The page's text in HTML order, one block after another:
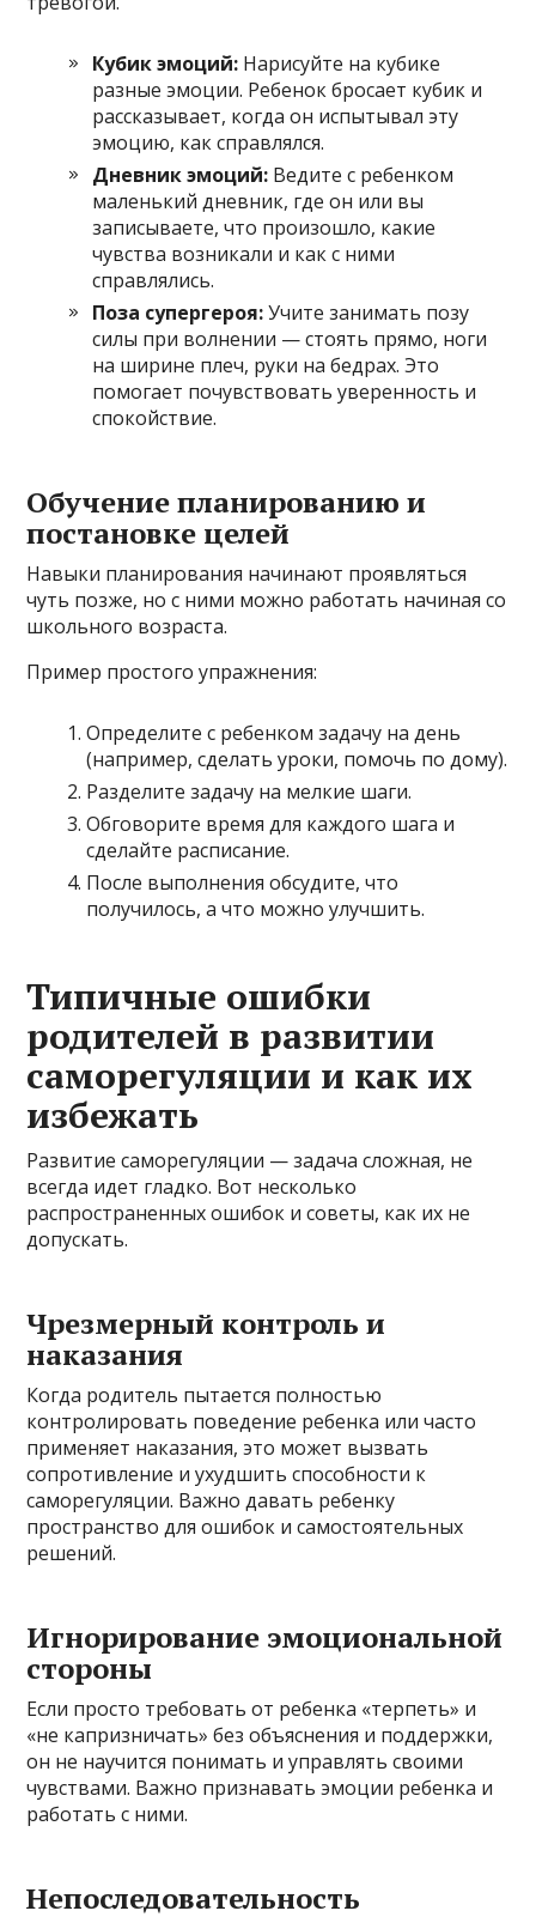
Кубик эмоций: Нарисуйте на кубике
разные эмоции. Ребенок бросает кубик и
рассказывает, когда он испытывал эту
эмоцию, как справлялся.
Дневник эмоций: Ведите с ребенком
маленький дневник, где он или вы
записываете, что произошло, какие
чувства возникали и как с ними
справлялись.
Поза супергероя:Учите занимать позу
силы при волнении — стоять прямо, ноги
на ширине плеч, руки на бедрах. Это
помогает почувствовать уверенность и
спокойствие.
Обучение планированию и
постановке целей
Навыки планирования начинают проявляться
чуть позже, но с ними можно работать начиная со
школьного возраста.
Пример простого упражнения:
Определите с ребенком задачу на день
(например, сделать уроки, помочь по дому).
Разделите задачу на мелкие шаги.
Обговорите время для каждого шага и
сделайте расписание.
После выполнения обсудите, что
получилось, а что можно улучшить.
Типичные ошибки
родителей в развитии
саморегуляции и как их
избежать
Развитие саморегуляции — задача сложная, не
всегда идет гладко. Вот несколько
распространенных ошибок и советы, как их не
допускать.
Чрезмерный контроль и
наказания
Когда родитель пытается полностью
контролировать поведение ребенка или часто
применяет наказания, это может вызвать
сопротивление и ухудшить способности к
саморегуляции. Важно давать ребенку
пространство для ошибок и самостоятельных
решений.
Игнорирование эмоциональной
стороны
Если просто требовать от ребенка «терпеть» и
«не капризничать» без объяснения и поддержки,
он не научится понимать и управлять своими
чувствами. Важно признавать эмоции ребенка и
работать с ними.
Непоследовательность